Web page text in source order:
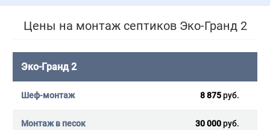
Цены на монтаж септиков Эко-Гранд 2
Эко-Гранд 2
8 875руб.
30 000руб.